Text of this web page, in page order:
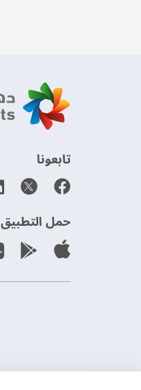
‫تابعونا‬
حمل التطبيق